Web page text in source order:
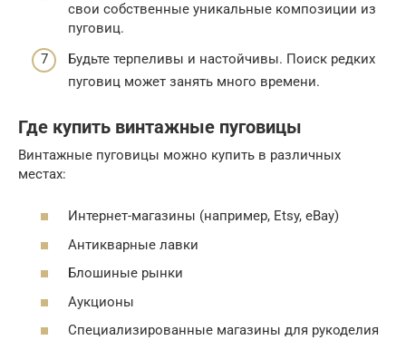
свои собственные уникальные композиции из
пуговиц.
Будьте терпеливы и настойчивы. Поиск редких
пуговиц может занять много времени.
Где купить винтажные пуговицы
Винтажные пуговицы можно купить в различных
местах:
Интернет-магазины (например, Etsy, eBay)
Антикварные лавки
Блошиные рынки
Аукционы
Специализированные магазины для рукоделия